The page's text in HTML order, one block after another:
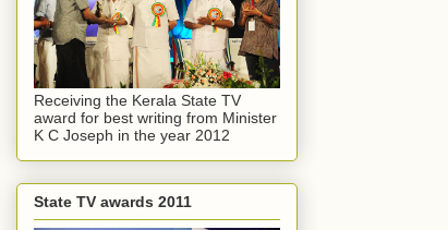
Receiving the Kerala State TV
award for best writing from Minister
K C Joseph in the year 2012
State TV awards 2011